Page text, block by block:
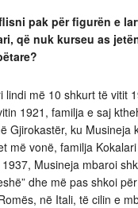
pak për figurën e
që nuk kurseu as
lindi më 10 shkurt të vitit
1921, familja e saj
Gjirokastër, ku Musineja
më vonë, familja
Musineja mbaroi
dhe më pas shkoi
në Itali, të cilin e